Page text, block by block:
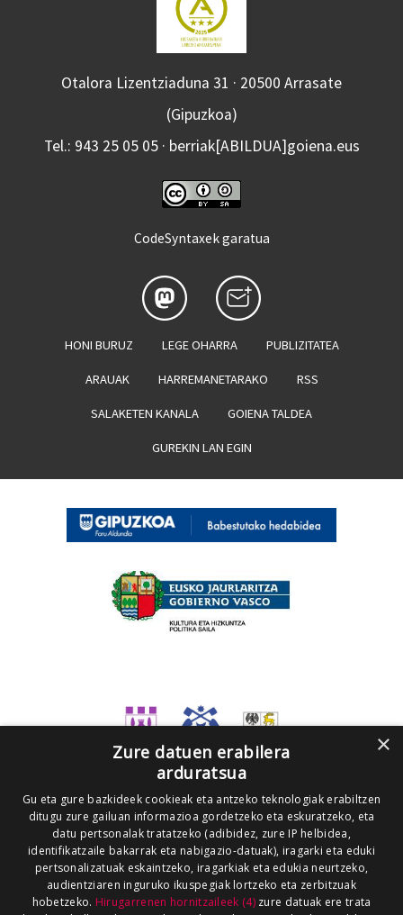
Otalora Lizentziaduna 31 · 20500 Arrasate
(Gipuzkoa)
Tel.: 943 25 05 05 · berriak[ABILDUA]goiena.eus
CodeSyntaxek garatua
HONI BURUZ LEGE OHARRA PUBLIZITATEA
ARAUAK HARREMANETARAKO RSS
SALAKETEN KANALA GOIENA TALDEA
GUREKIN LAN EGIN
×
Zure datuen erabilera
arduratsua
Gu eta gure bazkideek cookieak eta antzeko teknologiak erabiltzen
ditugu zure gailuan informazioa gordetzeko eta eskuratzeko, eta
datu pertsonalak tratatzeko (adibidez, zure IP helbidea,
identifikatzaile bakarrak eta nabigazio-datuak), iragarki eta eduki
pertsonalizatuak eskaintzeko, iragarkiak eta edukia neurtzeko,
audientziaren inguruko ikuspegiak lortzeko eta zerbitzuak
hobetzeko. Hirugarrenen hornitzaileek (4)zure datuak ere trata